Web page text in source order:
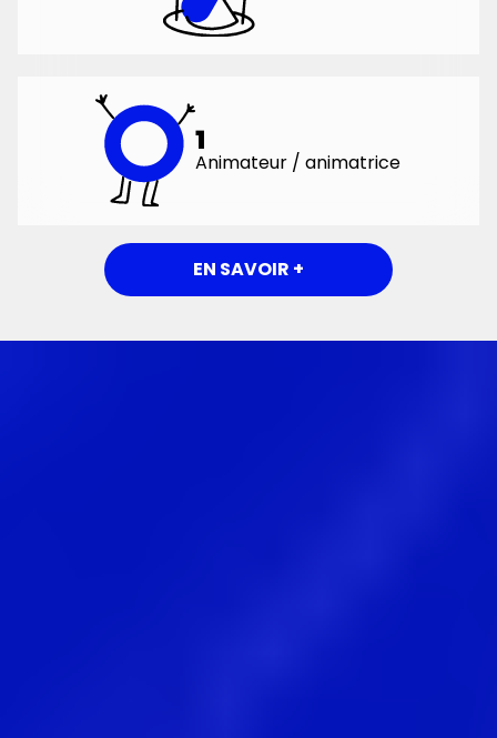
1
Animateur / animatrice
EN SAVOIR +